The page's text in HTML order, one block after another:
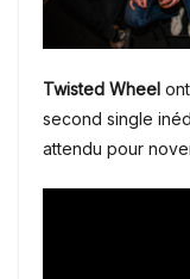
Twisted Wheel
second single
attendu pour